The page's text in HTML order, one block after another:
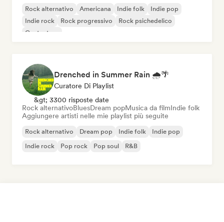
Rock alternativo Americana Indie folk
Indie pop
Indie rock
Rock progressivo
Rock psichedelico
Cantautore
Drenched in Summer Rain 🌧️🌴
Curatore Di Playlist
&gt; 3300 risposte date
Rock alternativoBluesDream popMusica da filmIndie folk
Aggiungere artisti nelle mie playlist più seguite
Rock alternativo Dream pop Indie folk
Indie pop
Indie rock
Pop rock Pop soul R&B